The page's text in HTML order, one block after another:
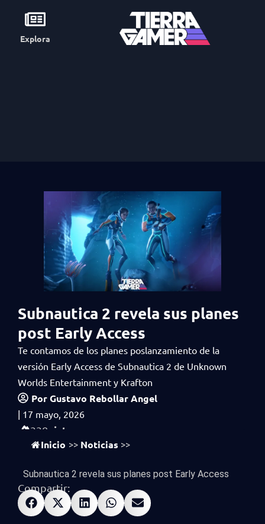
Explora
Subnautica 2 revela sus planes
post Early Access
Te contamos de los planes poslanzamiento de la
versión Early Access de Subnautica 2 de Unknown
Worlds Entertainment y Krafton
PorGustavo Rebollar Angel
| 17 mayo, 2026
338 vistas
Inicio >> Noticias >>
Subnautica 2 revela sus planes post Early Access
Compartir: